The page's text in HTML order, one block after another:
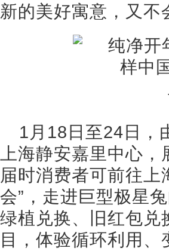
新的美好寓意，又
1月18日至24日，
上海静安嘉里中心
届时消费者可前往上
会”，走进巨型极星
绿植兑换、旧红包兑
目，体验循环利用